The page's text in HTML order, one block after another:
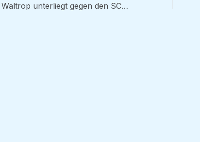
Waltrop unterliegt gegen den SC Hansa Dortmund